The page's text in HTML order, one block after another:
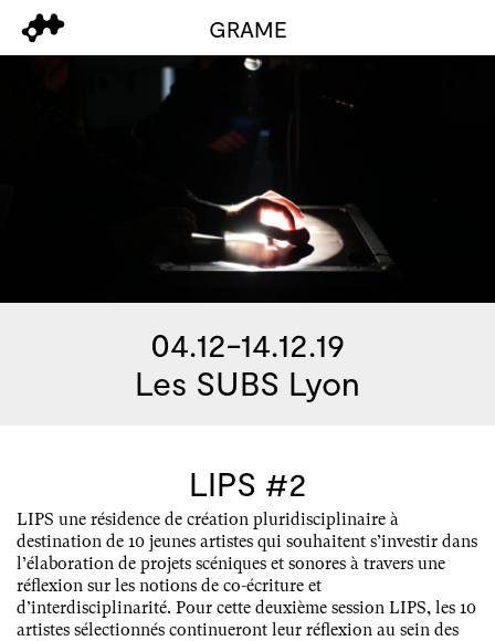
GRAME
04.12-14.12.19
Les SUBS Lyon
LIPS #2
LIPS une résidence de création pluridisciplinaire à
destination de 10 jeunes artistes qui souhaitent s’investir dans
l’élaboration de projets scéniques et sonores à travers une
réflexion sur les notions de co-écriture et
d’interdisciplinarité. Pour cette deuxième session LIPS, les 10
artistes sélectionnés continueront leur réflexion au sein des